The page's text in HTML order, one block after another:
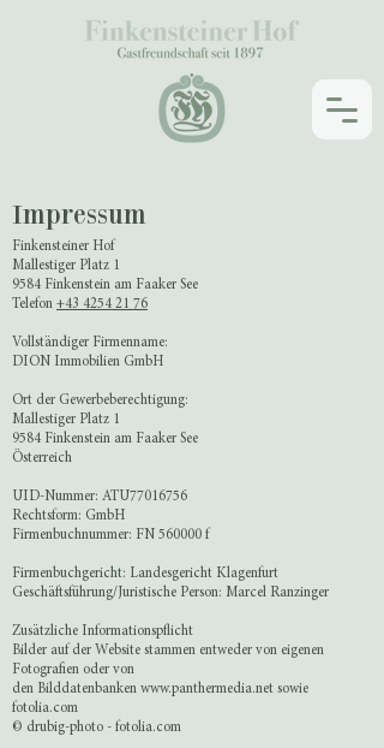
Impressum
Finkensteiner Hof
Mallestiger Platz 1
9584 Finkenstein am Faaker See
Telefon +43 4254 21 76
Vollständiger Firmenname:
DION Immobilien GmbH
Ort der Gewerbeberechtigung:
Mallestiger Platz 1
9584 Finkenstein am Faaker See
Österreich
UID-Nummer: ATU77016756
Rechtsform: GmbH
Firmenbuchnummer: FN 560000 f
Firmenbuchgericht: Landesgericht Klagenfurt
Geschäftsführung/Juristische Person: Marcel Ranzinger
Zusätzliche Informationspflicht
Bilder auf der Website stammen entweder von eigenen
Fotografien oder von
den Bilddatenbanken www.panthermedia.net sowie
fotolia.com
© drubig-photo - fotolia.com